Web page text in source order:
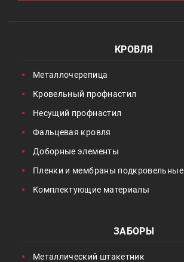
КРОВЛЯ
Металлочерепица
Кровельный профнастил
Несущий профнастил
Фальцевая кровля
Доборные элементы
Пленки и мембраны подкровельные
Комплектующие материалы
ЗАБОРЫ
Металлический штакетник